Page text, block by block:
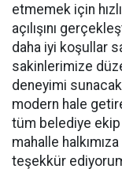
etmemek için
açılışını
daha iyi koşullar
sakinlerimize
deneyimi
modern hale
tüm belediye ekip
mahalle
teşekkür